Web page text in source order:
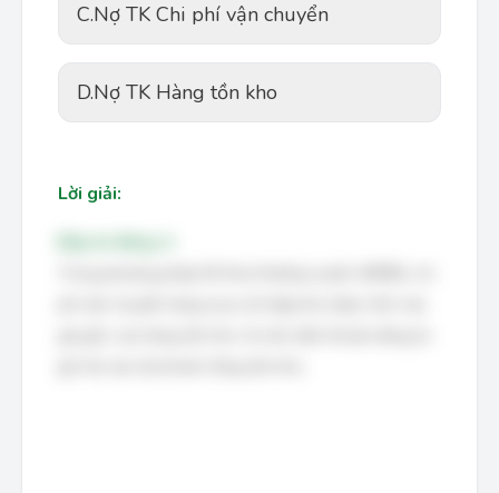
C.Nợ TK Chi phí vận chuyển
D.Nợ TK Hàng tồn kho
Lời giải: